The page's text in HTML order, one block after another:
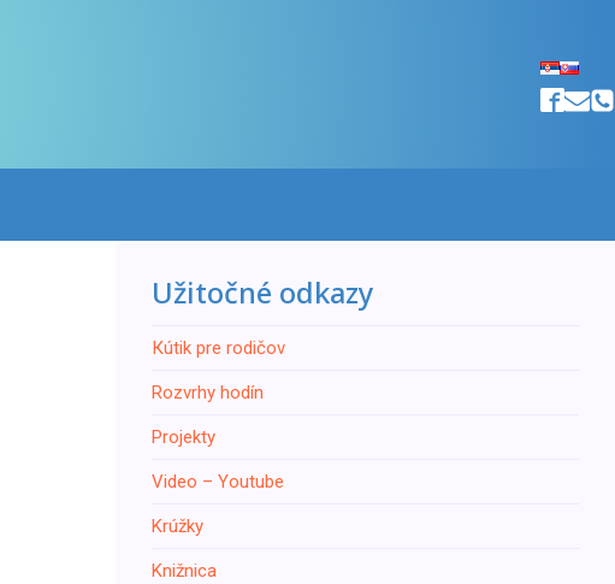
Užitočné odkazy
Кútik pre rodičov
Rozvrhy hodín
Projekty
Video – Youtube
Krúžky
Knižnica